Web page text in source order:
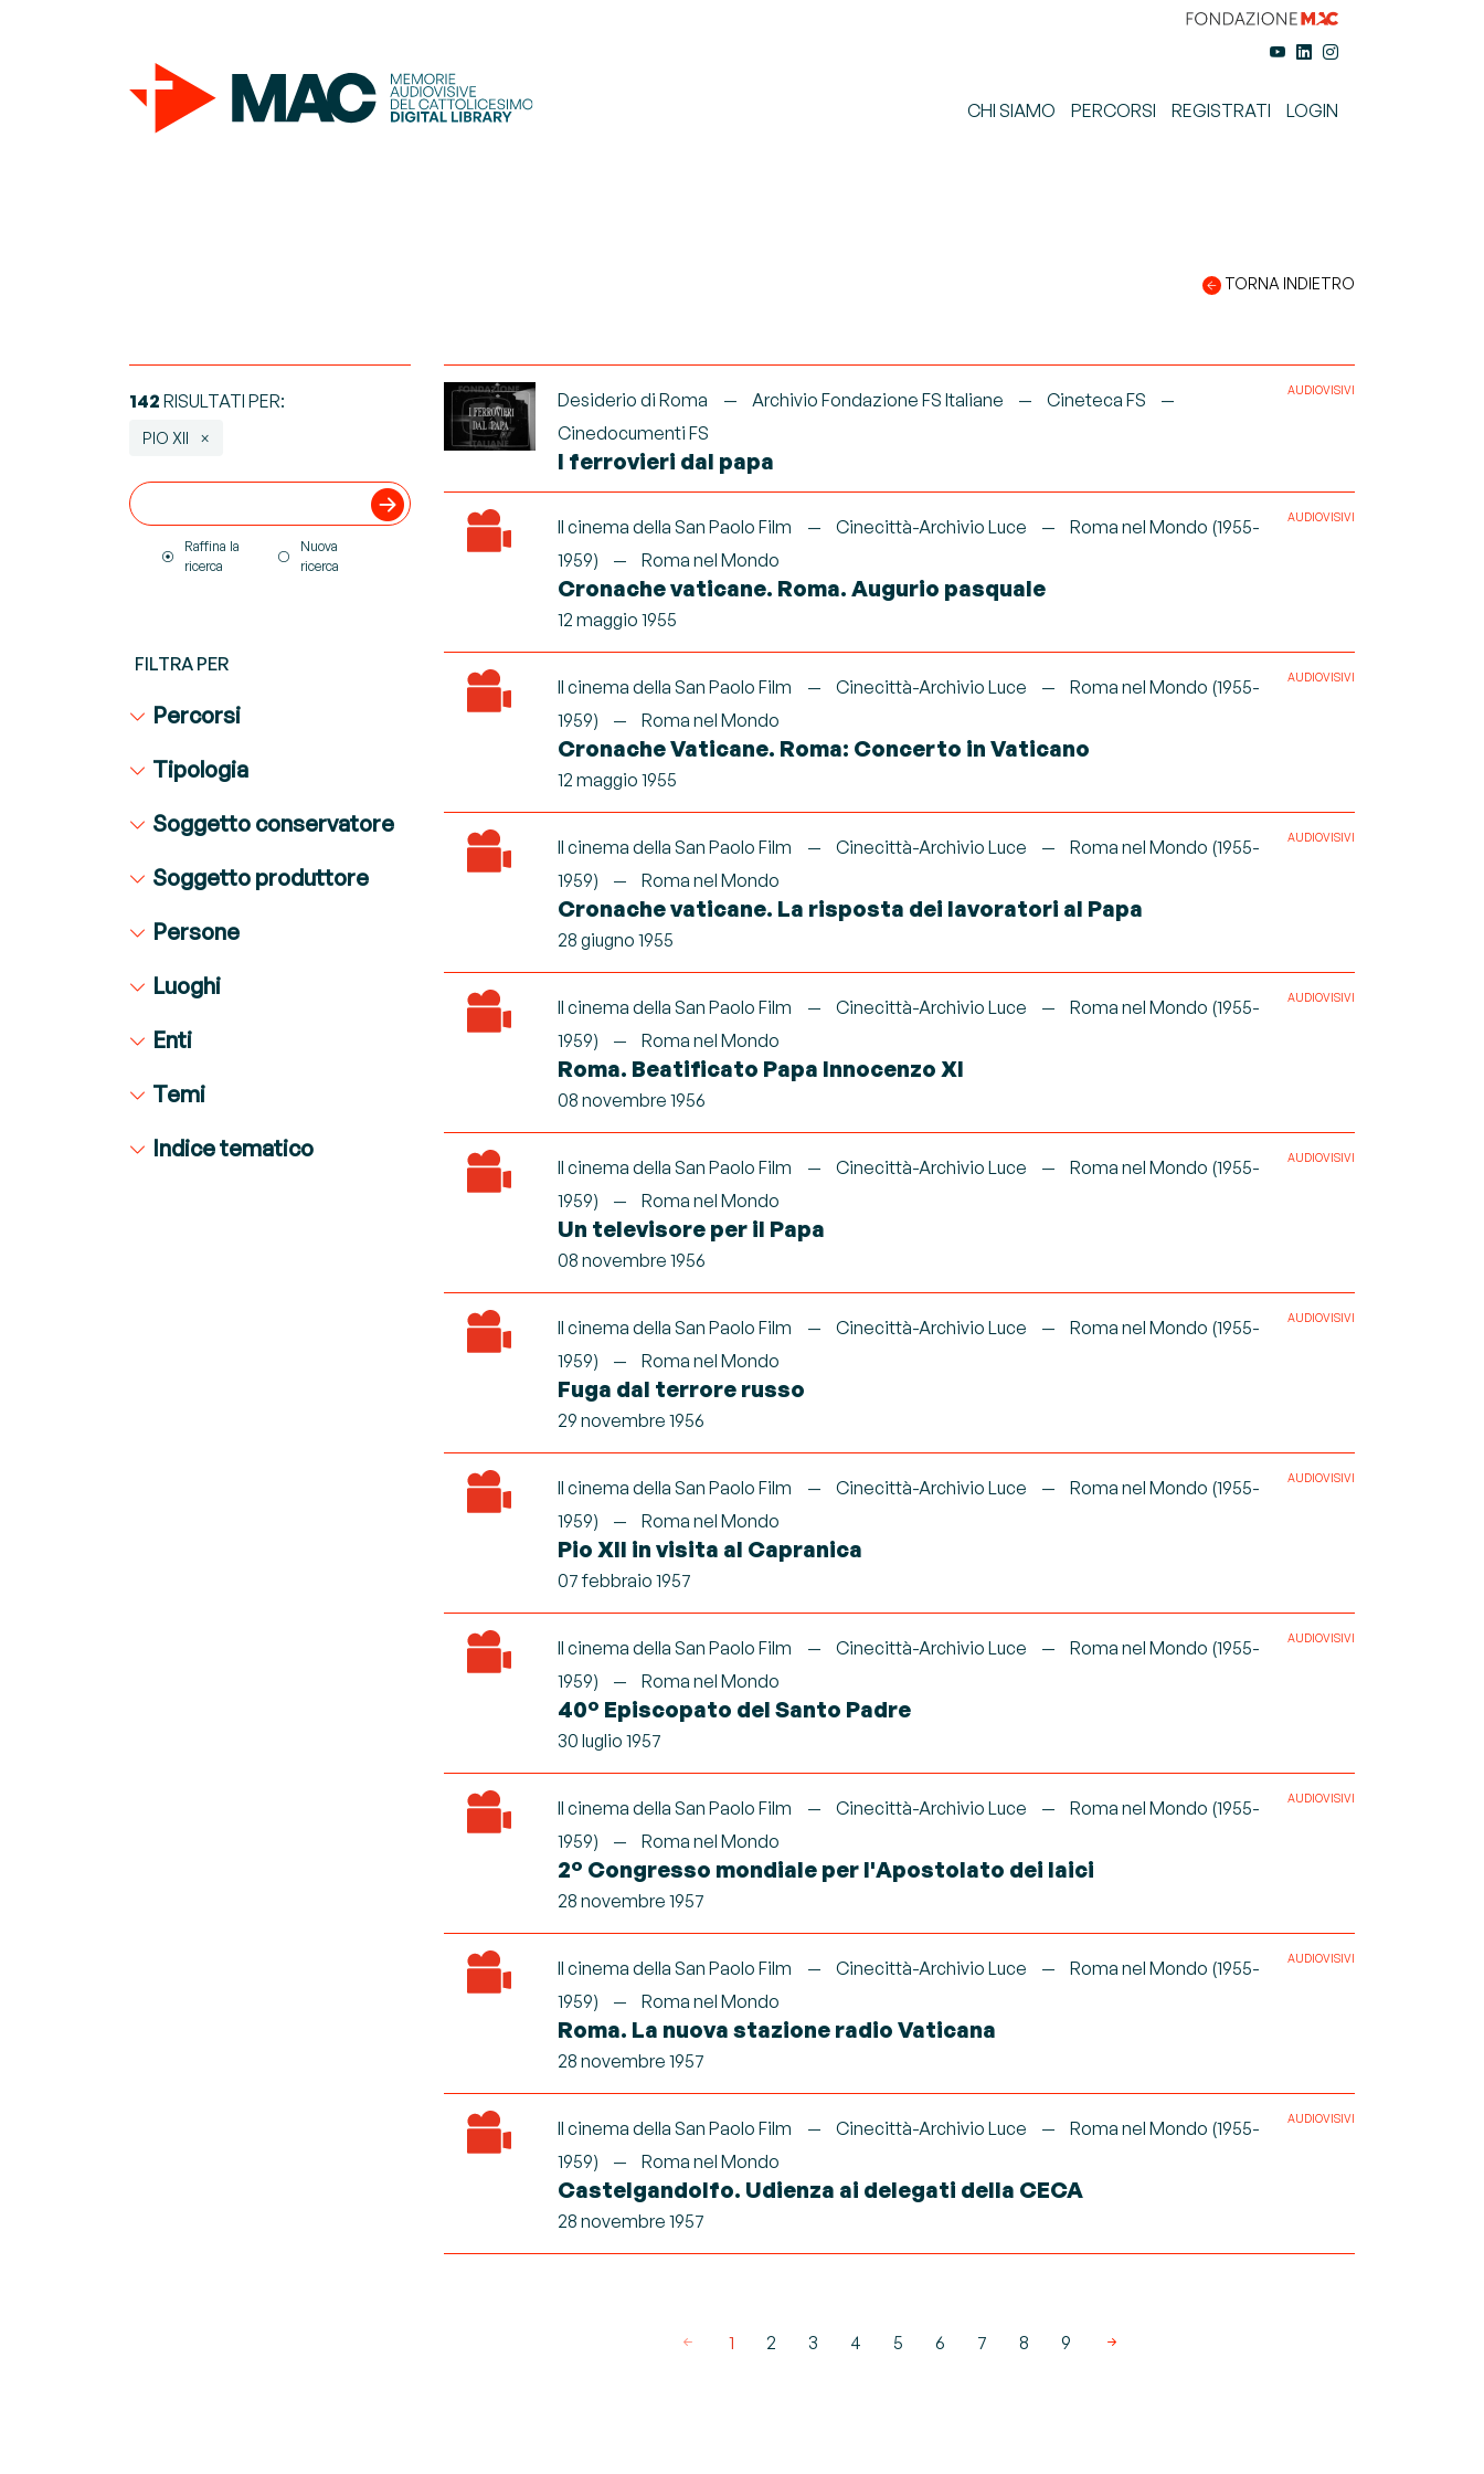
CHI SIAMO PERCORSI REGISTRATI LOGIN
TORNA INDIETRO
142 RISULTATI PER:
PIO XII
Raffina la
ricerca
Nuova
ricerca
FILTRA PER
Percorsi
Tipologia
Soggetto conservatore
Soggetto produttore
Persone
Luoghi
Enti
Temi
Indice tematico
Desiderio di Roma Archivio Fondazione FS Italiane
Cineteca FS
Cinedocumenti FS
I ferrovieri dal papa
AUDIOVISIVI
Il cinema della San Paolo Film Cinecittà-Archivio Luce
Roma nel Mondo (1955-
1959)
Roma nel Mondo
Cronache vaticane. Roma. Augurio pasquale
12 maggio 1955
AUDIOVISIVI
Il cinema della San Paolo Film Cinecittà-Archivio Luce
Roma nel Mondo (1955-
1959)
Roma nel Mondo
Cronache Vaticane. Roma: Concerto in Vaticano
12 maggio 1955
AUDIOVISIVI
Il cinema della San Paolo Film Cinecittà-Archivio Luce
Roma nel Mondo (1955-
1959)
Roma nel Mondo
Cronache vaticane. La risposta dei lavoratori al Papa
28 giugno 1955
AUDIOVISIVI
Il cinema della San Paolo Film Cinecittà-Archivio Luce
Roma nel Mondo (1955-
1959)
Roma nel Mondo
Roma. Beatificato Papa Innocenzo XI
08 novembre 1956
AUDIOVISIVI
Il cinema della San Paolo Film Cinecittà-Archivio Luce
Roma nel Mondo (1955-
1959)
Roma nel Mondo
Un televisore per il Papa
08 novembre 1956
AUDIOVISIVI
Il cinema della San Paolo Film Cinecittà-Archivio Luce
Roma nel Mondo (1955-
1959)
Roma nel Mondo
Fuga dal terrore russo
29 novembre 1956
AUDIOVISIVI
Il cinema della San Paolo Film Cinecittà-Archivio Luce
Roma nel Mondo (1955-
1959)
Roma nel Mondo
Pio XII in visita al Capranica
07 febbraio 1957
AUDIOVISIVI
Il cinema della San Paolo Film Cinecittà-Archivio Luce
Roma nel Mondo (1955-
1959)
Roma nel Mondo
40° Episcopato del Santo Padre
30 luglio 1957
AUDIOVISIVI
Il cinema della San Paolo Film Cinecittà-Archivio Luce
Roma nel Mondo (1955-
1959)
Roma nel Mondo
2° Congresso mondiale per l'Apostolato dei laici
28 novembre 1957
AUDIOVISIVI
Il cinema della San Paolo Film Cinecittà-Archivio Luce
Roma nel Mondo (1955-
1959)
Roma nel Mondo
Roma. La nuova stazione radio Vaticana
28 novembre 1957
AUDIOVISIVI
Il cinema della San Paolo Film Cinecittà-Archivio Luce
Roma nel Mondo (1955-
1959)
Roma nel Mondo
Castelgandolfo. Udienza ai delegati della CECA
28 novembre 1957
AUDIOVISIVI
1 2 3 4 5 6 7 8 9